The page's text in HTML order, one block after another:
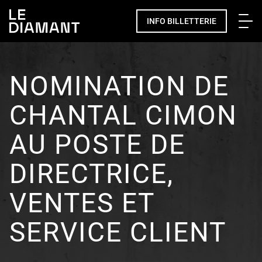
INFO BILLETTERIE
NOMINATION DE
CHANTAL CIMON
AU POSTE DE
DIRECTRICE,
VENTES ET
SERVICE CLIENT